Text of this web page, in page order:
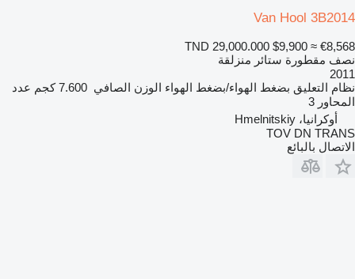
Van Hool 3B2014
TND 29,000.000 $9,900 ≈ €8,568
نصف مقطورة ستائر منزلقة
2011
نظام التعليق بضغط الهواء/بضغط الهواء الوزن الصافي 7.600 كجم
عدد
المحاور 3
أوكرانيا، Hmelnitskiy
TOV DN TRANS
الاتصال بالبائع